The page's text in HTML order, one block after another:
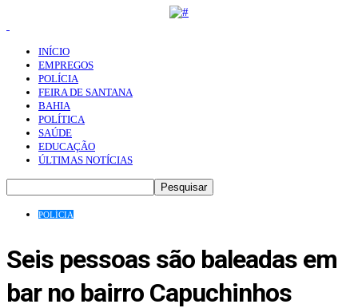
INÍCIO
EMPREGOS
POLÍCIA
FEIRA DE SANTANA
BAHIA
POLÍTICA
SAÚDE
EDUCAÇÃO
ÚLTIMAS NOTÍCIAS
POLÍCIA
Seis pessoas são baleadas em
bar no bairro Capuchinhos